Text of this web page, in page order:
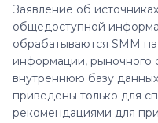
Заявление об
общедоступной
обрабатываются SMM
информации, рыночного
внутреннюю базу
приведены только для
рекомендациями для